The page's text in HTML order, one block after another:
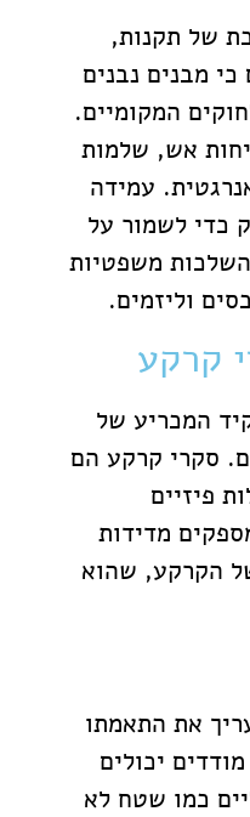
של תקנות,
מבנים נבנים
המקומיים.
אש, שלמות
עמידה
כדי לשמור על
משפטיות
וליזמים.
קרקע
המכריע של
סקרי קרקע הם
פיזיים
מדידות
הקרקע, שהוא
את התאמתו
יכולים
כמו שטח לא